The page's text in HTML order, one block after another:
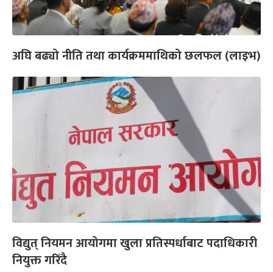
अघि बढ्यो नीति तथा कार्यक्रममाथिको छलफल (लाइभ)
विद्युत् नियमन आयोगमा खुला प्रतिस्पर्धाबाट पदाधिकारी
नियुक्त गरिँदै